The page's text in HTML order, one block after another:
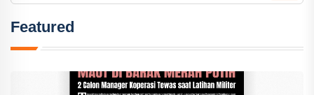
Featured